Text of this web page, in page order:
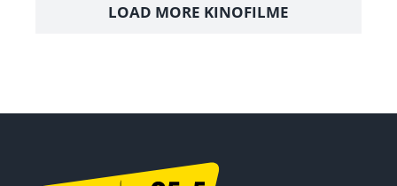
LOAD MORE KINOFILME